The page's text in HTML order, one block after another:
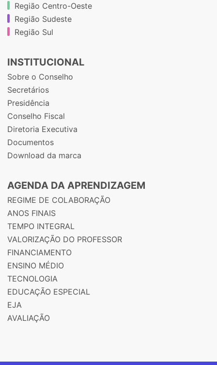
Região Centro-Oeste
Região Sudeste
Região Sul
INSTITUCIONAL
Sobre o Conselho
Secretários
Presidência
Conselho Fiscal
Diretoria Executiva
Documentos
Download da marca
AGENDA DA APRENDIZAGEM
REGIME DE COLABORAÇÃO
ANOS FINAIS
TEMPO INTEGRAL
VALORIZAÇÃO DO PROFESSOR
FINANCIAMENTO
ENSINO MÉDIO
TECNOLOGIA
EDUCAÇÃO ESPECIAL
EJA
AVALIAÇÃO